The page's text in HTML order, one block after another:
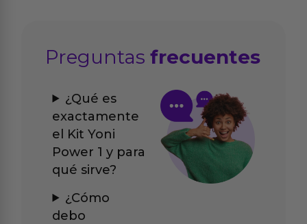
Preguntasfrecuentes
¿Qué es
exactamente
el Kit Yoni
Power 1 y para
qué sirve?
¿Cómo
debo